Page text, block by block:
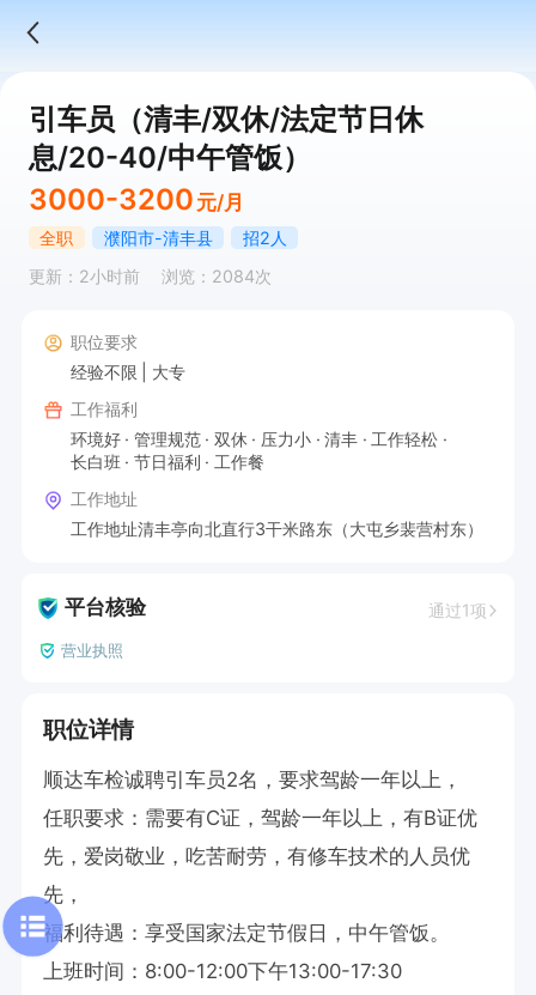
引车员（清丰/双休/法定节日休
息/20-40/中午管饭）
3000-3200 元/月
全职 濮阳市-清丰县
招2人
更新：2小时前
浏览：2084次
职位要求
经验不限
大专
工作福利
环境好
管理规范 双休 压力小 清丰
工作轻松
长白班
节日福利
工作餐
工作地址
工作地址清丰亭向北直行3干米路东（大屯乡裴营村东）
平台核验 通过1项
营业执照
职位详情
顺达车检诚聘引车员2名，要求驾龄一年以上，
任职要求：需要有C证，驾龄一年以上，有B证优
先，爱岗敬业，吃苦耐劳，有修车技术的人员优
先，
福利待遇：享受国家法定节假日，中午管饭。
上班时间：8:00-12:00下午13:00-17:30